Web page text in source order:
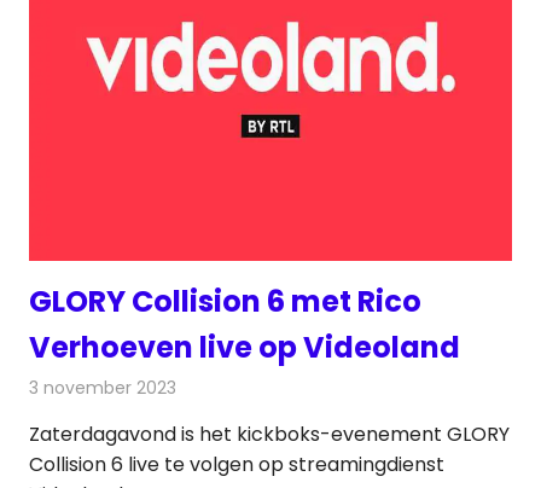
GLORY Collision 6 met Rico
Verhoeven live op Videoland
3 november 2023
Zaterdagavond is het kickboks-evenement GLORY
Collision 6 live te volgen op streamingdienst